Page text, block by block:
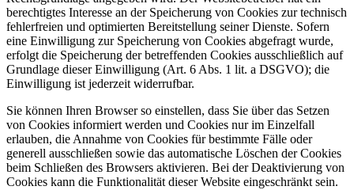
berechtigtes Interesse an der Speicherung von Cookies zur technisch
fehlerfreien und optimierten Bereitstellung seiner Dienste. Sofern
eine Einwilligung zur Speicherung von Cookies abgefragt wurde,
erfolgt die Speicherung der betreffenden Cookies ausschließlich auf
Grundlage dieser Einwilligung (Art. 6 Abs. 1 lit. a DSGVO); die
Einwilligung ist jederzeit widerrufbar.
Sie können Ihren Browser so einstellen, dass Sie über das Setzen
von Cookies informiert werden und Cookies nur im Einzelfall
erlauben, die Annahme von Cookies für bestimmte Fälle oder
generell ausschließen sowie das automatische Löschen der Cookies
beim Schließen des Browsers aktivieren. Bei der Deaktivierung von
Cookies kann die Funktionalität dieser Website eingeschränkt sein.